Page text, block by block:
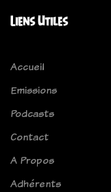
Liens Utiles
Accueil
Emissions
Podcasts
Contact
A Propos
Adhérents